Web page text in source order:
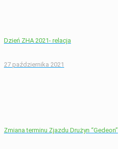
Dzień ZHA 2021- relacja
27 października 2021
Zmiana terminu Zjazdu Drużyn “Gedeon”